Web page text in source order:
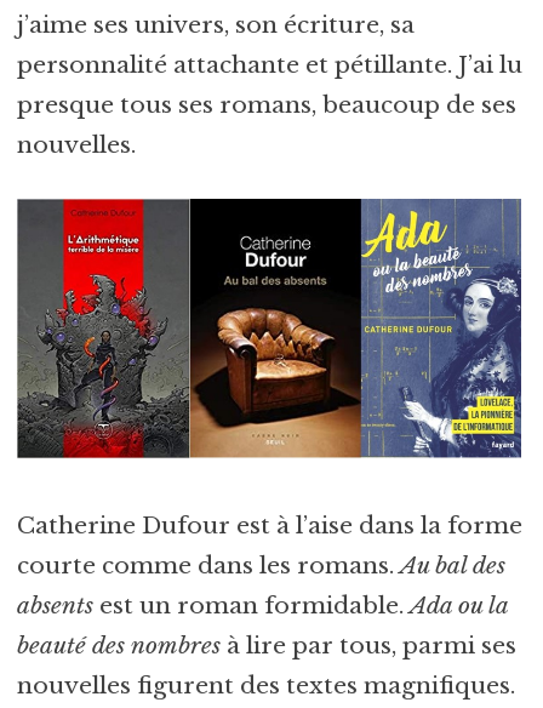
j’aime ses univers, son écriture, sa
personnalité attachante et pétillante. J’ai lu
presque tous ses romans, beaucoup de ses
nouvelles.
Catherine Dufour est à l’aise dans la forme
courte comme dans les romans.Au bal des
absentsest un roman formidable.Ada ou la
beauté des nombresà lire par tous, parmi ses
nouvelles figurent des textes magnifiques.